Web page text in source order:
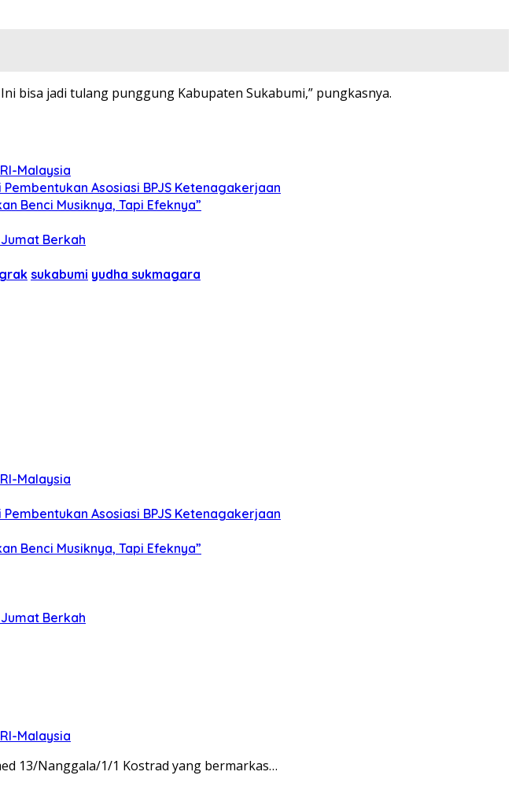
bisa jadi tulang punggung Kabupaten Sukabumi,” pungkasnya.
Malaysia
Asosiasi BPJS Ketenagakerjaan
Benci Musiknya, Tapi Efeknya”
Berkah
sukabumi yudha sukmagara
Malaysia
Asosiasi BPJS Ketenagakerjaan
Benci Musiknya, Tapi Efeknya”
Berkah
Malaysia
13/Nanggala/1/1 Kostrad yang bermarkas…